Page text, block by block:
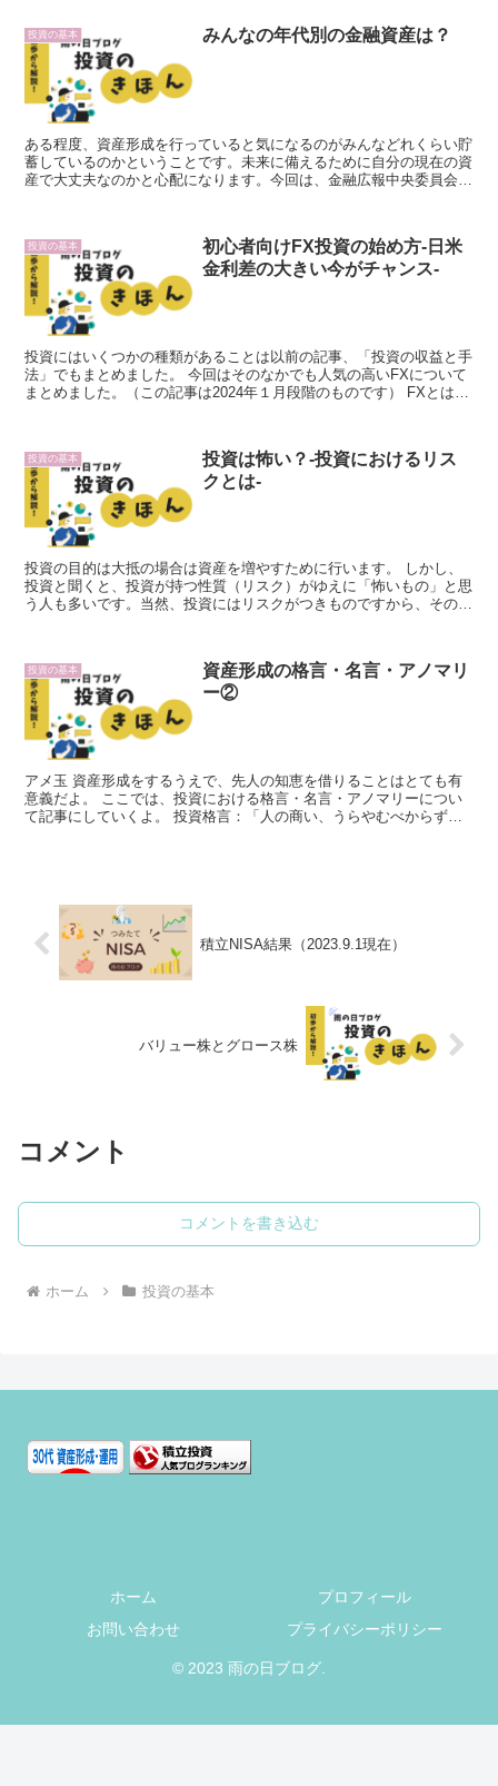
投資の基本 みんなの年代別の金融資産は？
ある程度、資産形成を行っていると気になるのがみんなどれくらい貯
蓄しているのかということです。未来に備えるために自分の現在の資
産で大丈夫なのかと心配になります。今回は、金融広報中央委員会が
投資の基本
初心者向けFX投資の始め方-日米
金利差の大きい今がチャンス-
投資にはいくつかの種類があることは以前の記事、「投資の収益と手
法」でもまとめました。 今回はそのなかでも人気の高いFXについて
まとめました。（この記事は2024年１月段階のものです） FXとは？
投資の基本
投資は怖い？-投資におけるリス
クとは-
投資の目的は大抵の場合は資産を増やすために行います。 しかし、
投資と聞くと、投資が持つ性質（リスク）がゆえに「怖いもの」と思
う人も多いです。当然、投資にはリスクがつきものですから、その
投資の基本
資産形成の格言・名言・アノマリ
ー②
アメ玉 資産形成をするうえで、先人の知恵を借りることはとても有
意義だよ。 ここでは、投資における格言・名言・アノマリーについ
て記事にしていくよ。 投資格言：「人の商い、うらやむべからず」
積立NISA結果（2023.9.1現在）
バリュー株とグロース株
コメント
コメントを書き込む
ホーム 投資の基本
ホーム
プロフィール
お問い合わせ
プライバシーポリシー
© 2023 雨の日ブログ.